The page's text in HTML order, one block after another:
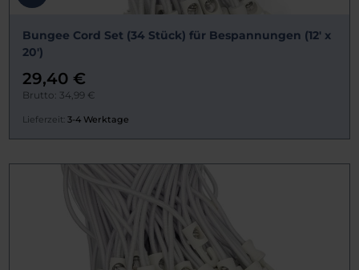
Bungee Cord Set (34 Stück) für Bespannungen (12' x
20')
29,40 €
Brutto: 34,99 €
Lieferzeit: 3-4 Werktage